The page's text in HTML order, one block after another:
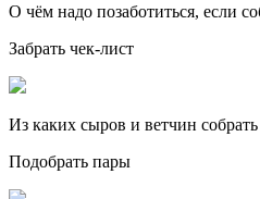
О чём надо позаботиться, если
Забрать чек-лист
Из каких сыров и ветчин
Подобрать пары